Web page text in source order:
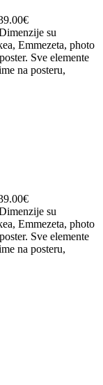
su
Emmezeta, photo
Sve elemente
na posteru,
su
Emmezeta, photo
Sve elemente
na posteru,